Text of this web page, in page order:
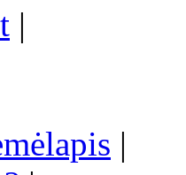
|
|